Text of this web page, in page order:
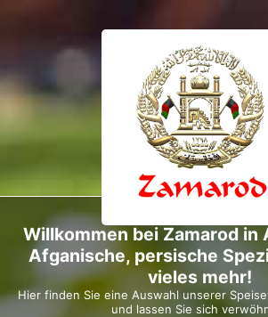
Willkommen bei Zamarod in
Afganische, persische
vieles mehr!
Hier finden Sie eine Auswahl unserer
und lassen Sie sich